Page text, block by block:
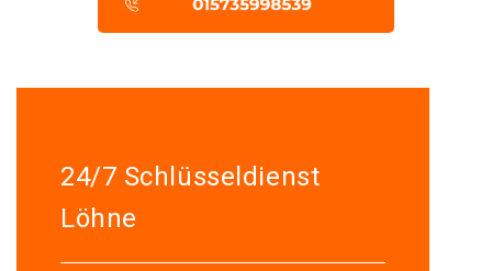
24/7 Schlüsseldienst
Löhne